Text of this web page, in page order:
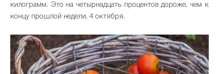
килограмм. Это на четырнадцать процентов дороже, чем к
концу прошлой недели, 4 октября.